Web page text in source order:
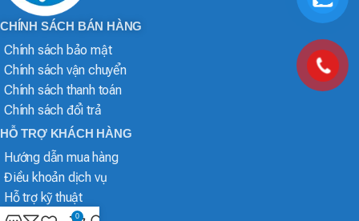
CHÍNH SÁCH BÁN HÀNG
Chính sách bảo mật
Chính sách vận chuyển
Chính sách thanh toán
Chính sách đổi trả
HỖ TRỢ KHÁCH HÀNG
Hướng dẫn mua hàng
Điều khoản dịch vụ
Hỗ trợ kỹ thuật
0